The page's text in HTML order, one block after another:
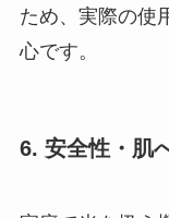
ため、実際の使
心です。
6. 安全性・肌